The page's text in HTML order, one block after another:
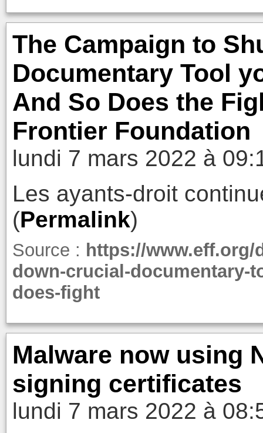
The Campaign to
Documentary Tool
And So Does the
Frontier Foundation
lundi 7 mars 2022 à
Les ayants-droit
(Permalink)
Source : https://www.eff.org/
down-crucial-documentary-
does-fight
Malware now using
signing certificates
lundi 7 mars 2022 à